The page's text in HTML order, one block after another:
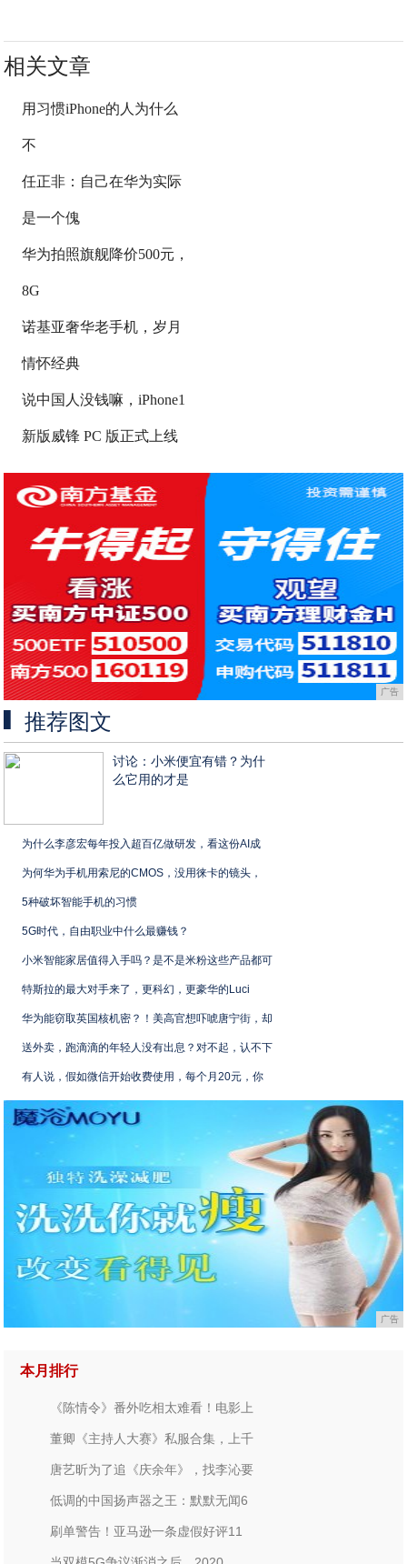
相关文章
用习惯iPhone的人为什么
不
任正非：自己在华为实际
是一个傀
华为拍照旗舰降价500元，
8G
诺基亚奢华老手机，岁月
情怀经典
说中国人没钱嘛，iPhone1
新版威锋 PC 版正式上线
广告
推荐图文
讨论：小米便宜有错？为什
么它用的才是
为什么李彦宏每年投入超百亿做研发，看这份AI成
为何华为手机用索尼的CMOS，没用徕卡的镜头，
5种破坏智能手机的习惯
5G时代，自由职业中什么最赚钱？
小米智能家居值得入手吗？是不是米粉这些产品都可
特斯拉的最大对手来了，更科幻，更豪华的Luci
华为能窃取英国核机密？！美高官想吓唬唐宁街，却
送外卖，跑滴滴的年轻人没有出息？对不起，认不下
有人说，假如微信开始收费使用，每个月20元，你
广告
本月排行
《陈情令》番外吃相太难看！电影上
董卿《主持人大赛》私服合集，上千
唐艺昕为了追《庆余年》，找李沁要
低调的中国扬声器之王：默默无闻6
刷单警告！亚马逊一条虚假好评11